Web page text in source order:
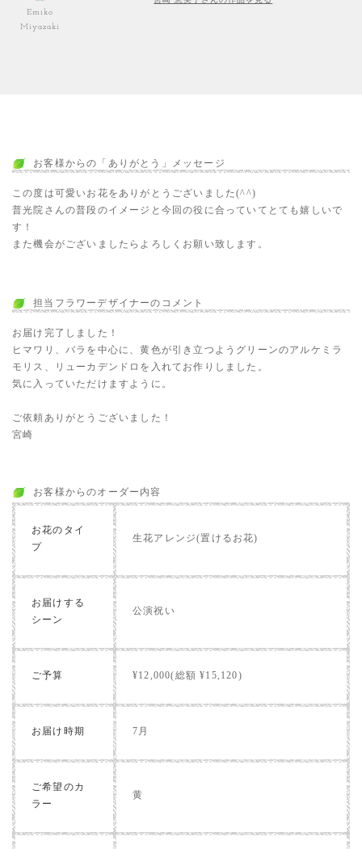
Emiko
Miyazaki
お客様からの「ありがとう」メッセージ
この度は可愛いお花をありがとうございました(^^)
普光院さんの普段のイメージと今回の役に合っていてとても嬉しいで
す！
また機会がございましたらよろしくお願い致します。
担当フラワーデザイナーのコメント
お届け完了しました！
ヒマワリ、バラを中心に、黄色が引き立つようグリーンのアルケミラ
モリス、リューカデンドロを入れてお作りしました。
気に入っていただけますように。
ご依頼ありがとうございました！
宮崎
お客様からのオーダー内容
お花のタイ
プ
生花アレンジ(置けるお花)
お届けする
シーン
公演祝い
ご予算 ¥12,000(総額 ¥15,120)
お届け時期 7月
ご希望のカ
ラー
黄